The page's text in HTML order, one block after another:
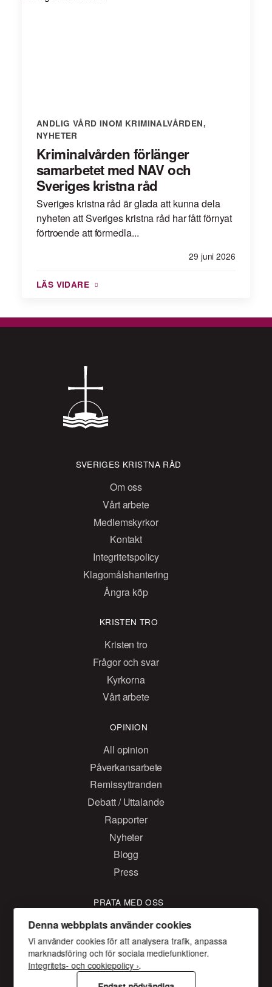
ANDLIG VÅRD INOM KRIMINALVÅRDEN,
NYHETER
Kriminalvården förlänger
samarbetet med NAV och
Sveriges kristna råd
29 juni 2026
Sveriges kristna råd är glada att kunna dela
nyheten att Sveriges kristna råd har fått förnyat
förtroende att förmedla...
LÄS VIDARE
SVERIGES KRISTNA RÅD
Om oss
Vårt arbete
Medlemskyrkor
Kontakt
Integritetspolicy
Klagomålshantering
Ångra köp
KRISTEN TRO
Kristen tro
Frågor och svar
Kyrkorna
Vårt arbete
OPINION
All opinion
Påverkansarbete
Remissyttranden
Debatt / Uttalande
Rapporter
Nyheter
Blogg
Press
PRATA MED OSS
Kontakta oss
Facebook
Twitter
Denna webbplats använder cookies
Vi använder cookies för att analysera trafik, anpassa
marknadsföring och för sociala mediefunktioner.
Integritets- och cookiepolicy ›.